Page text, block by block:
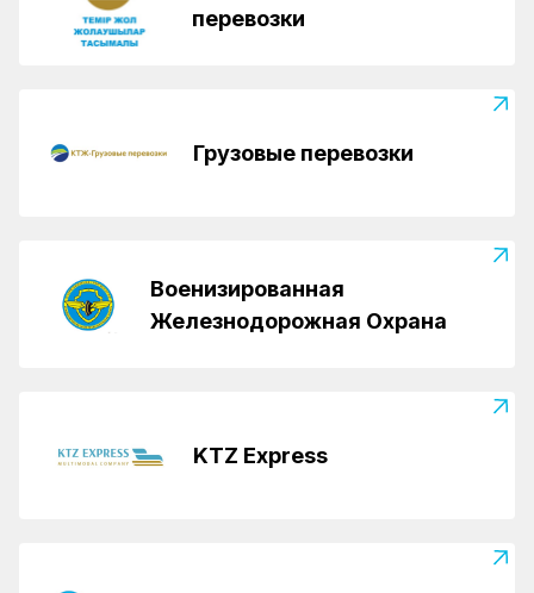
перевозки
Грузовые перевозки
Военизированная
Железнодорожная Охрана
KTZ Express